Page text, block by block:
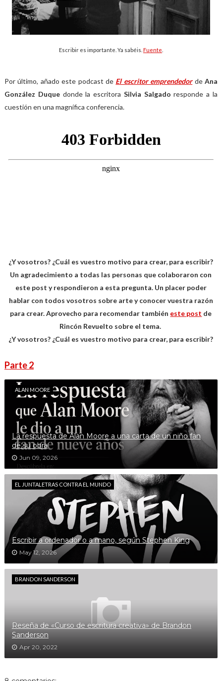
Escribir es importante. Ya sabéis. Fuente
Por último, añado este podcast de El escritor emprendedor deAna
González Duquedonde la escritora Silvia Salgado responde a la
cuestión en una magnífica conferencia.
¿Y vosotros? ¿Cuál es vuestro motivo para crear, para escribir?
Un agradecimiento a todas las personas que colaboraron con
este post y respondieron a esta pregunta. Un placer poder
hablar con todos vosotros sobre arte y conocer vuestra razón
para crear. Aprovecho para recomendar también este post de
Rincón Revuelto sobre el tema.
¿Y vosotros? ¿Cuál es vuestro motivo para crear, para escribir?
Parte 2
ALAN MOORE
La respuesta de Alan Moore a una carta de un niño fan
de su obra
Jun 09, 2026
EL JUNTALETRAS CONTRA EL MUNDO
Escribir a ordenador o a mano, según Stephen King
May 12, 2026
BRANDON SANDERSON
Reseña de «Curso de escritura creativa» de Brandon
Sanderson
Apr 20, 2022